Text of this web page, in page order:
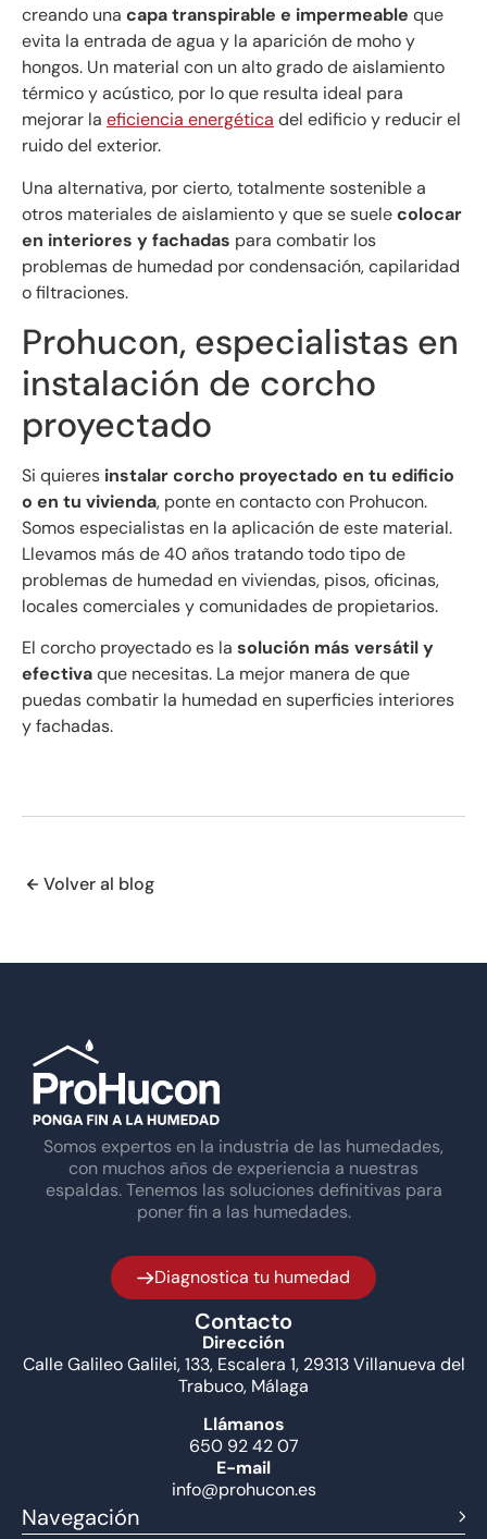
creando una capa transpirable e impermeable que
evita la entrada de agua y la aparición de moho y
hongos. Un material con un alto grado de aislamiento
térmico y acústico, por lo que resulta ideal para
mejorar la eficiencia energética del edificio y reducir el
ruido del exterior.
Una alternativa, por cierto, totalmente sostenible a
otros materiales de aislamiento y que se suelecolocar
en interiores y fachadas para combatir los
problemas de humedad por condensación, capilaridad
o filtraciones.
Prohucon, especialistas en
instalación de corcho
proyectado
Si quieres instalar corcho proyectado en tu edificio
o en tu vivienda, ponte en contacto con Prohucon.
Somos especialistas en la aplicación de este material.
Llevamos más de 40 años tratando todo tipo de
problemas de humedad en viviendas, pisos, oficinas,
locales comerciales y comunidades de propietarios.
El corcho proyectado es la solución más versátil y
efectivaque necesitas. La mejor manera de que
puedas combatir la humedad en superficies interiores
y fachadas.
Volver al blog
Somos expertos en la industria de las humedades,
con muchos años de experiencia a nuestras
espaldas. Tenemos las soluciones definitivas para
poner fin a las humedades.
Diagnostica tu humedad
Contacto
Dirección
Calle Galileo Galilei, 133, Escalera 1, 29313 Villanueva del
Trabuco, Málaga
Llámanos
650 92 42 07
E-mail
info@prohucon.es
Navegación